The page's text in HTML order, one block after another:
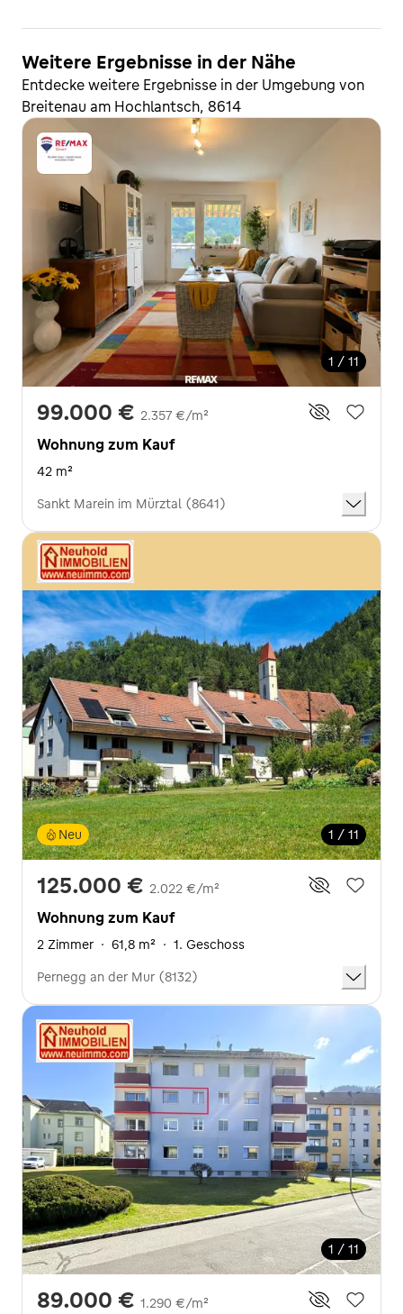
Weitere Ergebnisse in der Nähe
Entdecke weitere Ergebnisse in der Umgebung von
Breitenau am Hochlantsch, 8614
1 / 11
99.000 € 2.357 €/m²
Wohnung zum Kauf
42 m²
Sankt Marein im Mürztal (8641)
1 / 11
Neu
125.000 € 2.022 €/m²
Wohnung zum Kauf
2 Zimmer · 61,8 m² · 1. Geschoss
Pernegg an der Mur (8132)
1 / 11
89.000 € 1.290 €/m²